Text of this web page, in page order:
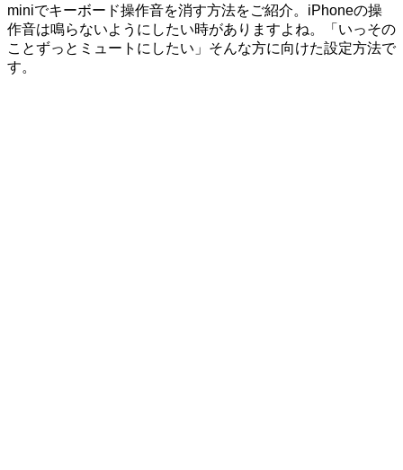
miniでキーボード操作音を消す方法をご紹介。iPhoneの操
作音は鳴らないようにしたい時がありますよね。「いっその
ことずっとミュートにしたい」そんな方に向けた設定方法で
す。